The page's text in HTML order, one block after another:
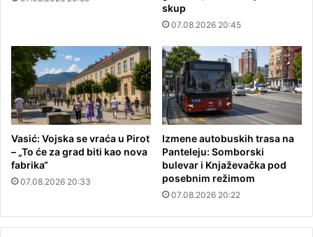
skup
07.08.2026 20:45
Vasić: Vojska se vraća u Pirot
– „To će za grad biti kao nova
fabrika“
07.08.2026 20:33
Izmene autobuskih trasa na
Panteleju: Somborski
bulevar i Knjaževačka pod
posebnim režimom
07.08.2026 20:22